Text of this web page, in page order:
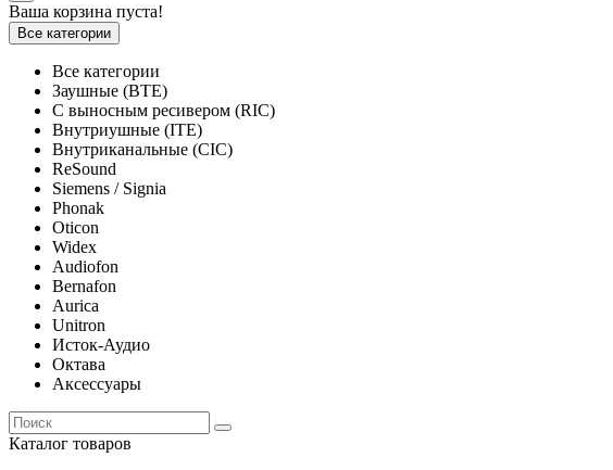
Ваша корзина пуста!
Все категории
Все категории
Заушные (BTE)
С выносным ресивером (RIC)
Внутриушные (ITE)
Внутриканальные (CIC)
ReSound
Siemens / Signia
Phonak
Oticon
Widex
Audiofon
Bernafon
Aurica
Unitron
Исток-Аудио
Октава
Аксессуары
Каталог товаров